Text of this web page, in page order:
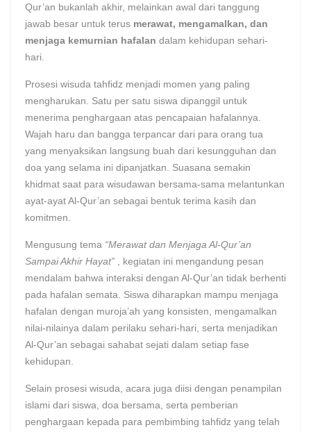
Qur’an bukanlah akhir, melainkan awal dari tanggung
jawab besar untuk terus merawat, mengamalkan, dan
menjaga kemurnian hafalan dalam kehidupan sehari-
hari.
Prosesi wisuda tahfidz menjadi momen yang paling
mengharukan. Satu per satu siswa dipanggil untuk
menerima penghargaan atas pencapaian hafalannya.
Wajah haru dan bangga terpancar dari para orang tua
yang menyaksikan langsung buah dari kesungguhan dan
doa yang selama ini dipanjatkan. Suasana semakin
khidmat saat para wisudawan bersama-sama melantunkan
ayat-ayat Al-Qur’an sebagai bentuk terima kasih dan
komitmen.
Mengusung tema “Merawat dan Menjaga Al-Qur’an
Sampai Akhir Hayat” , kegiatan ini mengandung pesan
mendalam bahwa interaksi dengan Al-Qur’an tidak berhenti
pada hafalan semata. Siswa diharapkan mampu menjaga
hafalan dengan muroja’ah yang konsisten, mengamalkan
nilai-nilainya dalam perilaku sehari-hari, serta menjadikan
Al-Qur’an sebagai sahabat sejati dalam setiap fase
kehidupan.
Selain prosesi wisuda, acara juga diisi dengan penampilan
islami dari siswa, doa bersama, serta pemberian
penghargaan kepada para pembimbing tahfidz yang telah